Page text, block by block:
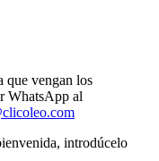
que vengan los
WhatsApp al
, introdúcelo